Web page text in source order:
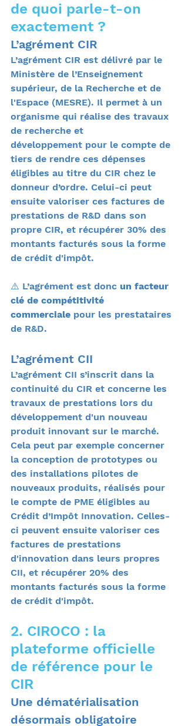
de quoi parle-t-on
exactement ?
L’agrément CIR
L’agrément CIR est délivré par le
Ministère de l’Enseignement
supérieur, de la Recherche et de
l'Espace (MESRE). Il permet à un
organisme qui réalise des travaux
de recherche et
développement pour le compte de
tiers de rendre ces dépenses
éligibles au titre du CIR chez le
donneur d’ordre. Celui-ci peut
ensuite valoriser ces factures de
prestations de R&D dans son
propre CIR, et récupérer 30% des
montants facturés sous la forme
de crédit d'impôt.
⚠️ L’agrément est donc un facteur
clé de compétitivité
commerciale pour les prestataires
de R&D.
L’agrément CII
L’agrément CII s’inscrit dans la
continuité du CIR et concerne les
travaux de prestations lors du
développement d'un nouveau
produit innovant sur le marché.
Cela peut par exemple concerner
la conception de prototypes ou
des installations pilotes de
nouveaux produits, réalisés pour
le compte de PME éligibles au
Crédit d’Impôt Innovation. Celles-
ci peuvent ensuite valoriser ces
factures de prestations
d'innovation dans leurs propres
CII, et récupérer 20% des
montants facturés sous la forme
de crédit d'impôt.
2. CIROCO : la
plateforme officielle
de référence pour le
CIR
Une dématérialisation
désormais obligatoire